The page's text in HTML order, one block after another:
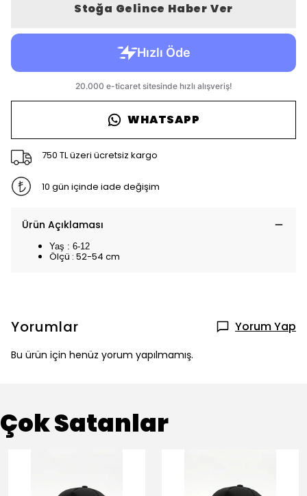
Stoğa Gelince Haber Ver
WHATSAPP
750 TL üzeri ücretsiz kargo
10 gün içinde iade değişim
Ürün Açıklaması
Yaş : 6-12
Ölçü : 52-54 cm
Yorumlar Yorum Yap
Bu ürün için henüz yorum yapılmamış.
Çok Satanlar